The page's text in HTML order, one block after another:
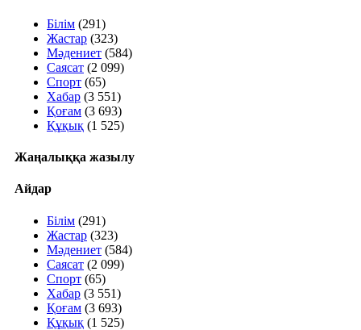
Білім (291)
Жастар (323)
Мәдениет (584)
Саясат (2 099)
Спорт (65)
Хабар (3 551)
Қоғам (3 693)
Құқық (1 525)
Жаңалыққа жазылу
Айдар
Білім (291)
Жастар (323)
Мәдениет (584)
Саясат (2 099)
Спорт (65)
Хабар (3 551)
Қоғам (3 693)
Құқық (1 525)